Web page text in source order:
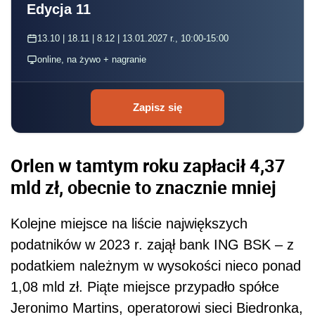
Edycja 11
13.10 | 18.11 | 8.12 | 13.01.2027 r., 10:00-15:00
online, na żywo + nagranie
Zapisz się
Orlen w tamtym roku zapłacił 4,37
mld zł, obecnie to znacznie mniej
Kolejne miejsce na liście największych
podatników w 2023 r. zajął bank ING BSK – z
podatkiem należnym w wysokości nieco ponad
1,08 mld zł. Piąte miejsce przypadło spółce
Jeronimo Martins, operatorowi sieci Biedronka,